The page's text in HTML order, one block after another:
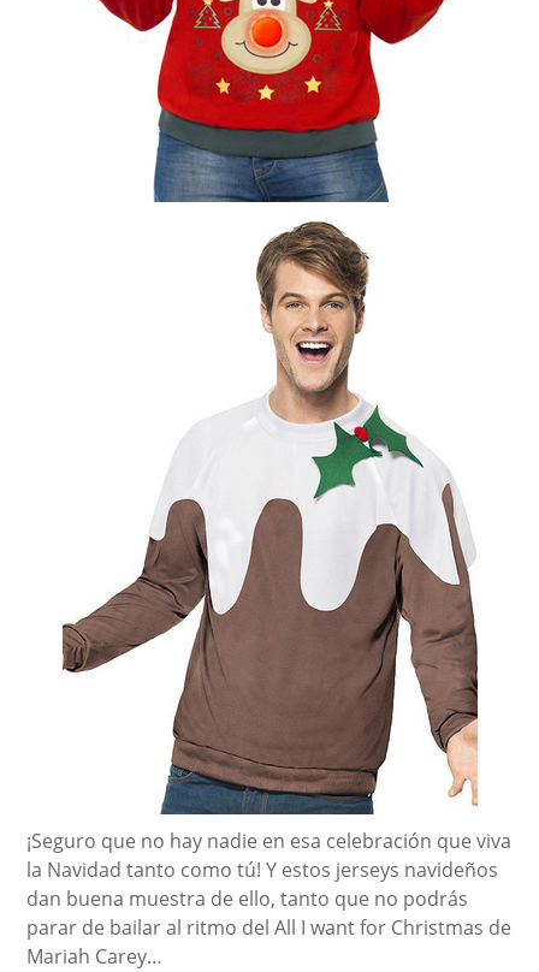
¡Seguro que no hay nadie en esa celebración que viva
la Navidad tanto como tú! Y estos jerseys navideños
dan buena muestra de ello, tanto que no podrás
parar de bailar al ritmo del All I want for Christmas de
Mariah Carey…